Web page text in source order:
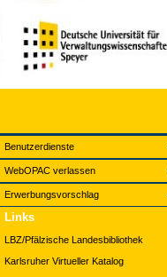
Benutzerdienste
WebOPAC verlassen
Erwerbungsvorschlag
Links
LBZ/Pfälzische Landesbibliothek
Karlsruher Virtueller Katalog